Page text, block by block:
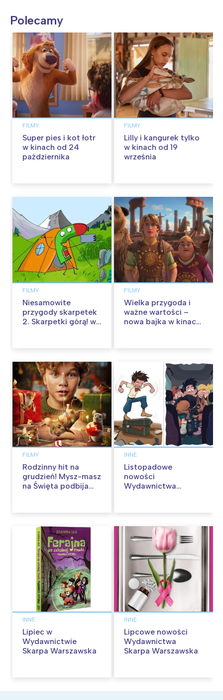
Polecamy
FILMY
Super pies i kot łotr
w kinach od 24
października
FILMY
Lilly i kangurek tylko
w kinach od 19
września
FILMY
Niesamowite
przygody skarpetek
2. Skarpetki górą! w
FILMY
Wielka przygoda i
ważne wartości –
nowa bajka w kinach
FILMY
Rodzinny hit na
grudzień! Mysz-masz
na Święta podbija
INNE
Listopadowe
nowości
Wydawnictwa
INNE
Lipiec w
Wydawnictwie
Skarpa Warszawska
INNE
Lipcowe nowości
Wydawnictwa
Skarpa Warszawska